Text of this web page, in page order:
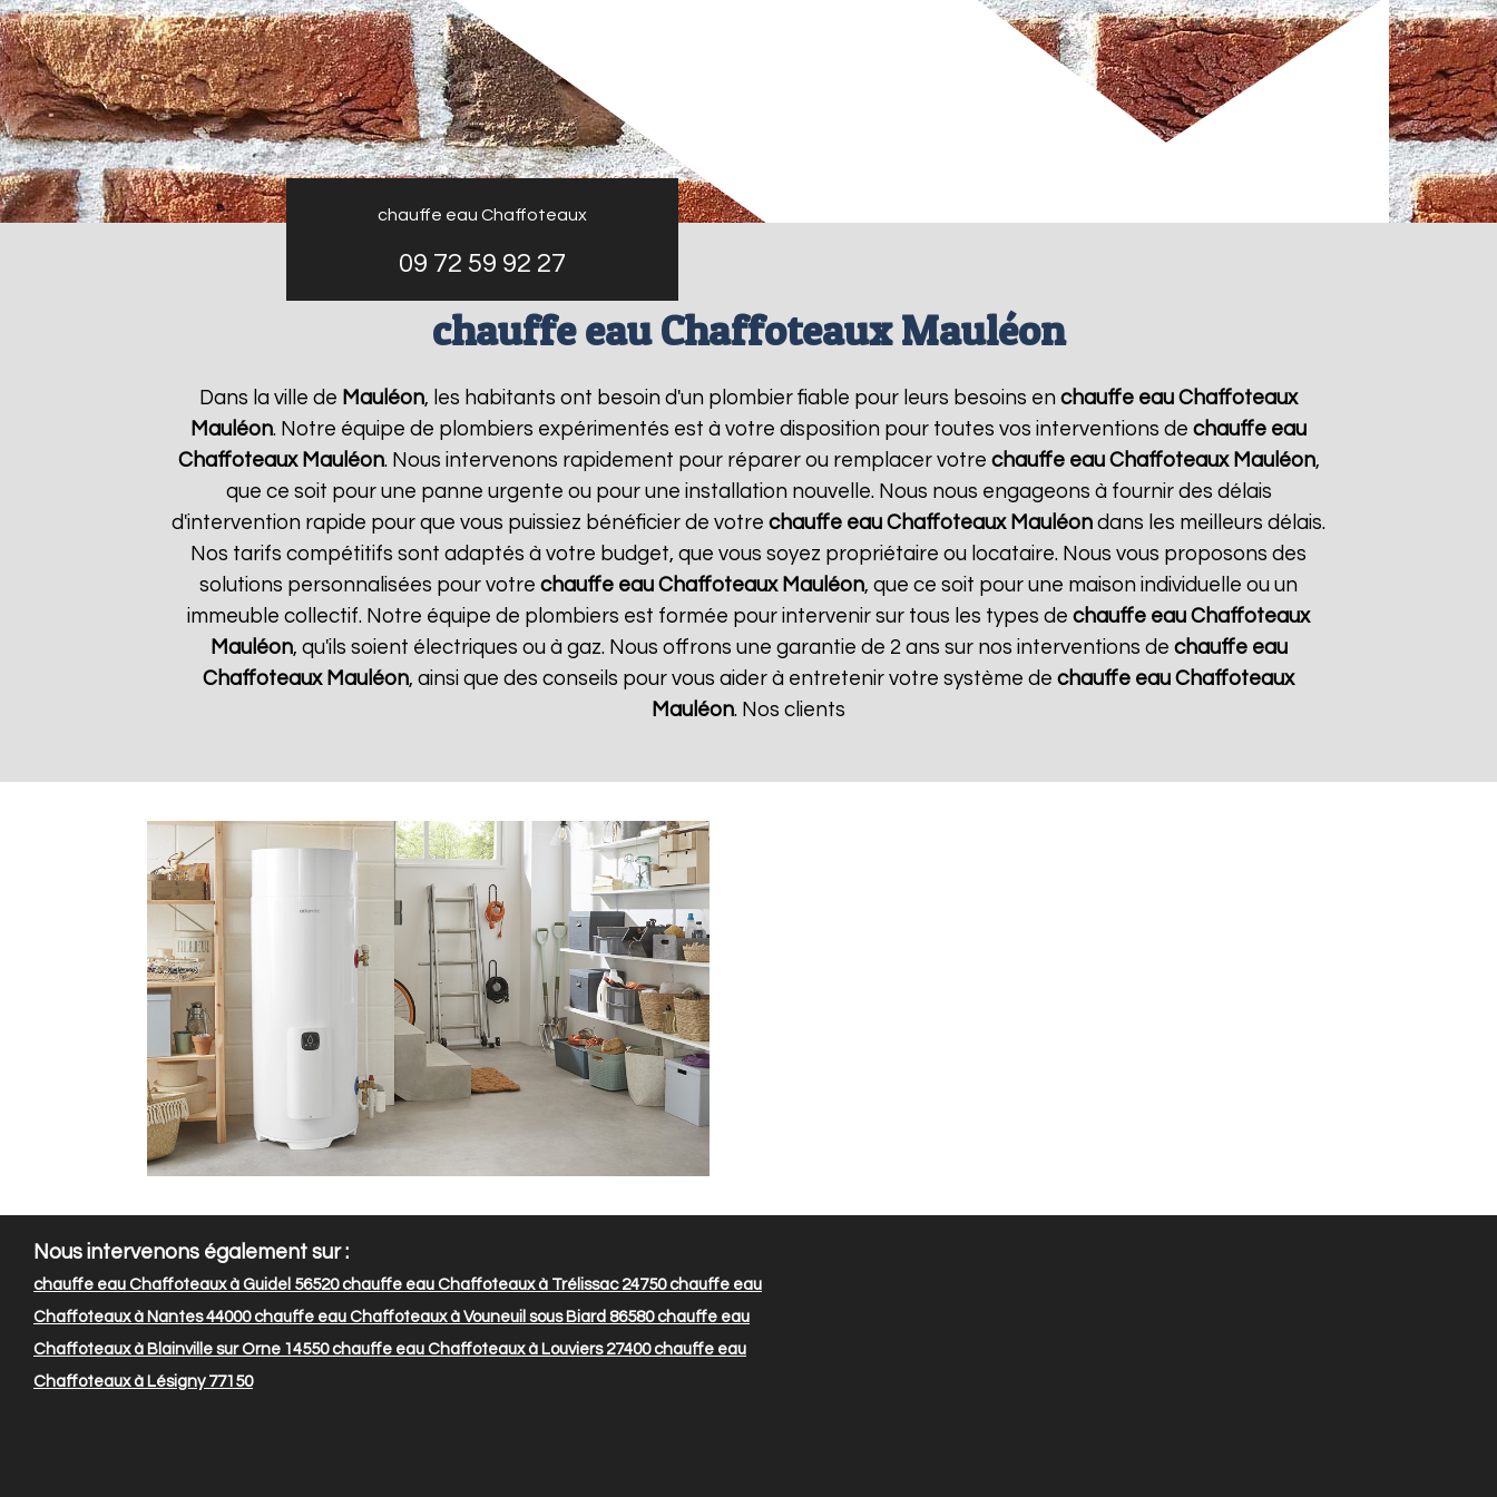
chauffe eau Chaffoteaux
09 72 59 92 27
chauffe eau Chaffoteaux Mauléon
Dans la ville de Mauléon, les habitants ont besoin d'un plombier fiable pour leurs besoins en chauffe eau Chaffoteaux
Mauléon. Notre équipe de plombiers expérimentés est à votre disposition pour toutes vos interventions de chauffe eau
Chaffoteaux Mauléon. Nous intervenons rapidement pour réparer ou remplacer votre chauffe eau Chaffoteaux Mauléon,
que ce soit pour une panne urgente ou pour une installation nouvelle. Nous nous engageons à fournir des délais
d'intervention rapide pour que vous puissiez bénéficier de votre chauffe eau Chaffoteaux Mauléon dans les meilleurs délais.
Nos tarifs compétitifs sont adaptés à votre budget, que vous soyez propriétaire ou locataire. Nous vous proposons des
solutions personnalisées pour votre chauffe eau Chaffoteaux Mauléon, que ce soit pour une maison individuelle ou un
immeuble collectif. Notre équipe de plombiers est formée pour intervenir sur tous les types de chauffe eau Chaffoteaux
Mauléon, qu'ils soient électriques ou à gaz. Nous offrons une garantie de 2 ans sur nos interventions de chauffe eau
Chaffoteaux Mauléon, ainsi que des conseils pour vous aider à entretenir votre système de chauffe eau Chaffoteaux
Mauléon. Nos clients
Nous intervenons également sur :
chauffe eau Chaffoteaux à Guidel 56520chauffe eau Chaffoteaux à Trélissac 24750chauffe eau
Chaffoteaux à Nantes 44000chauffe eau Chaffoteaux à Vouneuil sous Biard 86580chauffe eau
Chaffoteaux à Blainville sur Orne 14550chauffe eau Chaffoteaux à Louviers 27400chauffe eau
Chaffoteaux à Lésigny 77150